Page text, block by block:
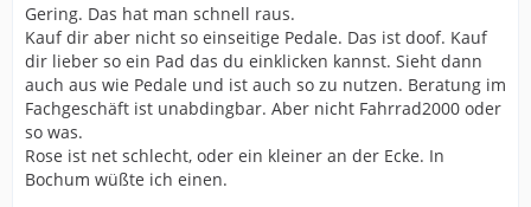
Gering. Das hat man schnell raus.
Kauf dir aber nicht so einseitige Pedale. Das ist doof. Kauf
dir lieber so ein Pad das du einklicken kannst. Sieht dann
auch aus wie Pedale und ist auch so zu nutzen. Beratung im
Fachgeschäft ist unabdingbar. Aber nicht Fahrrad2000 oder
so was.
Rose ist net schlecht, oder ein kleiner an der Ecke. In
Bochum wüßte ich einen.